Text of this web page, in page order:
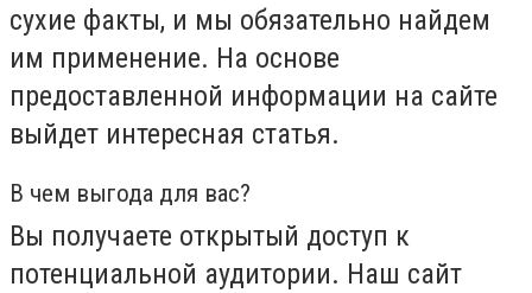
сухие факты, и мы обязательно найдем
им применение. На основе
предоставленной информации на сайте
выйдет интересная статья.
В чем выгода для вас?
Вы получаете открытый доступ к
потенциальной аудитории. Наш сайт